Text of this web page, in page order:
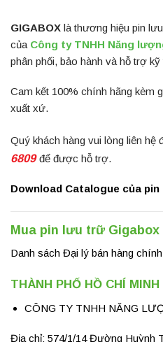
GIGABOX là thương hiệu pin
của Công ty TNHH Năng
phân phối, bảo hành và hỗ trợ
Cam kết 100% chính hãng kèm
xuất xứ.
Quý khách hàng vui lòng liên hệ
6809 để được hỗ trợ.
Download Catalogue của
Mua pin lưu trữ Gigabox
Danh sách Đại lý bán hàng
THÀNH PHỐ HỒ CHÍ MINH
CÔNG TY TNHH NĂNG
Địa chỉ: 574/1/14 Đường Huỳnh